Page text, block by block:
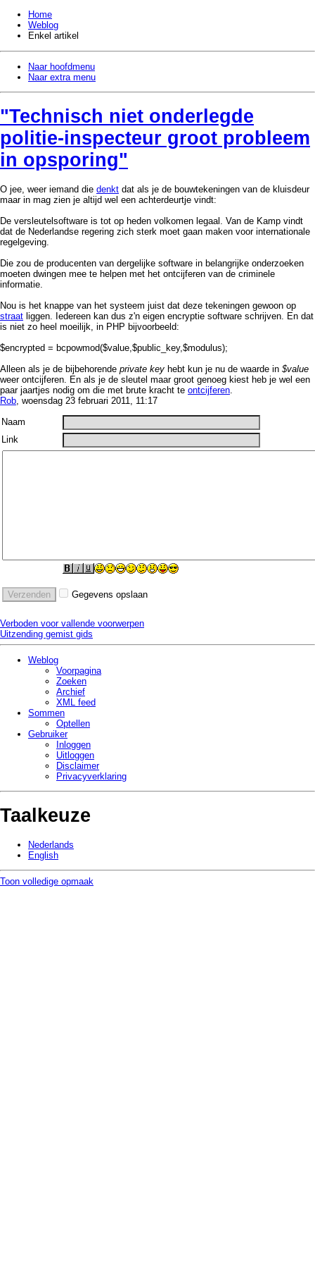
Home
Weblog
Enkel artikel
Naar hoofdmenu
Naar extra menu
Technisch niet onderlegde
politie-inspecteur groot probleem
in opsporing
O jee, weer iemand die denkt dat als je de bouwtekeningen van de kluisdeur
maar in mag zien je altijd wel een achterdeurtje vindt:
De versleutelsoftware is tot op heden volkomen legaal. Van de Kamp vindt
dat de Nederlandse regering zich sterk moet gaan maken voor internationale
regelgeving.
Die zou de producenten van dergelijke software in belangrijke onderzoeken
moeten dwingen mee te helpen met het ontcijferen van de criminele
informatie.
Nou is het knappe van het systeem juist dat deze tekeningen gewoon op
straat liggen. Iedereen kan dus z'n eigen encryptie software schrijven. En dat
is niet zo heel moeilijk, in PHP bijvoorbeeld:
$encrypted = bcpowmod($value,$public_key,$modulus);
Alleen als je de bijbehorende private key hebt kun je nu de waarde in $value
weer ontcijferen. En als je de sleutel maar groot genoeg kiest heb je wel een
paar jaartjes nodig om die met brute kracht te ontcijferen.
Rob, woensdag 23 februari 2011, 11:17
Naam
Link
Gegevens opslaan
Verboden voor vallende voorwerpen
Uitzending gemist gids
Weblog
Voorpagina
Zoeken
Archief
XML feed
Sommen
Optellen
Gebruiker
Inloggen
Uitloggen
Disclaimer
Privacy­verklaring
Taalkeuze
Nederlands
English
Toon volledige opmaak